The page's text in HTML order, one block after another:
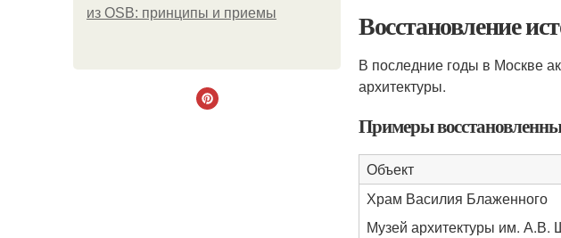
из OSB: принципы и приемы
Восстановление
В последние годы в Москве
архитектуры.
Примеры
Объект
Храм Василия Блаженного
Музей архитектуры им. А.В.